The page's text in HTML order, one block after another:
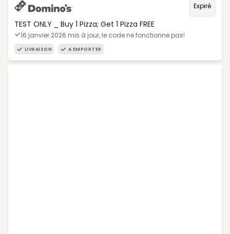
Expiré
TEST ONLY _ Buy 1 Pizza; Get 1 Pizza FREE
16 janvier 2026 mis à jour, le code ne fonctionne pas!
LIVRAISON A EMPORTER